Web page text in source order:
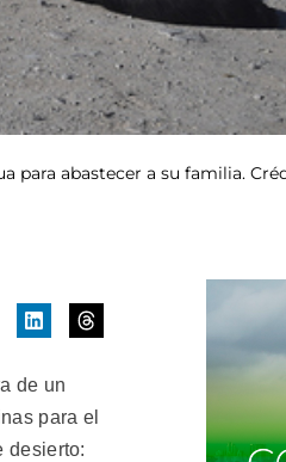
para abastecer a su familia.
de un
para el
desierto: